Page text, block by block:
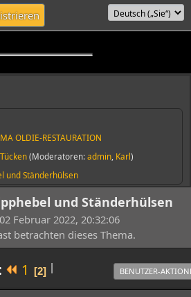
OLDIE-RESTAURATION
(Moderatoren:admin Karl)
und Ständerhülsen
und Ständerhülsen
Februar 2022, 20:32:06
betrachten dieses Thema.
|
1 2 BENUTZER-